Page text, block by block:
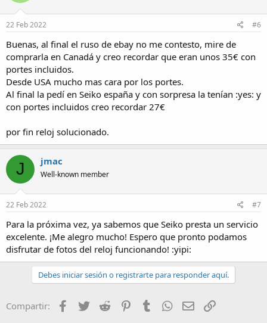
22 Feb 2022 #6
Buenas, al final el ruso de ebay no me contesto, mire de
comprarla en Canadá y creo recordar que eran unos 35€ con
portes incluidos.
Desde USA mucho mas cara por los portes.
Al final la pedí en Seiko españa y con sorpresa la tenían :yes: y
con portes incluidos creo recordar 27€
por fin reloj solucionado.
J jmac
Well-known member
22 Feb 2022 #7
Para la próxima vez, ya sabemos que Seiko presta un servicio
excelente. ¡Me alegro mucho! Espero que pronto podamos
disfrutar de fotos del reloj funcionando! :yipi:
Debes iniciar sesión o registrarte para responder aquí.
Compartir: Facebook
Twitter Reddit PinterestTumblrWhatsApp
Email